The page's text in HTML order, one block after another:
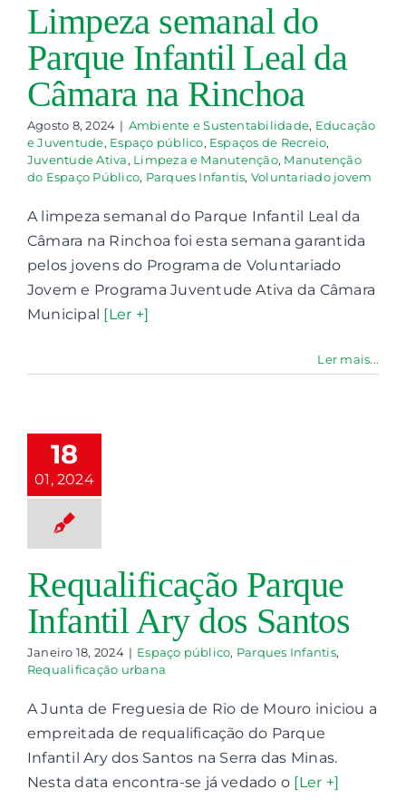
do
Público
Infantis
jovem
Limpeza semanal do
Parque Infantil Leal da
Câmara na Rinchoa
Agosto 8, 2024 | Ambiente e Sustentabilidade, Educação
e Juventude, Espaço público, Espaços de Recreio,
Juventude Ativa, Limpeza e Manutenção, Manutenção
do Espaço Público, Parques Infantis, Voluntariado jovem
A limpeza semanal do Parque Infantil Leal da
Câmara na Rinchoa foi esta semana garantida
pelos jovens do Programa de Voluntariado
Jovem e Programa Juventude Ativa da Câmara
Municipal [Ler +]
Ler mais...
18
01, 2024
Santos
público
Infantis
Requalificação Parque
Infantil Ary dos Santos
Janeiro 18, 2024 | Espaço público, Parques Infantis,
Requalificação urbana
A Junta de Freguesia de Rio de Mouro iniciou a
empreitada de requalificação do Parque
Infantil Ary dos Santos na Serra das Minas.
Nesta data encontra-se já vedado o [Ler +]